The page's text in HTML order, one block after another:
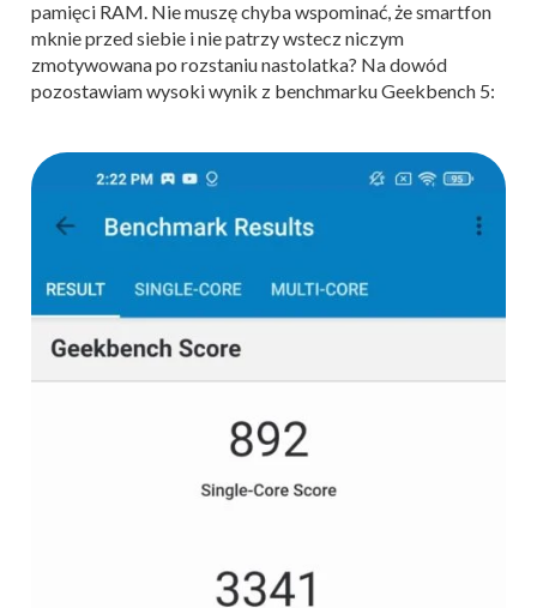
pamięci RAM. Nie muszę chyba wspominać, że smartfon
mknie przed siebie i nie patrzy wstecz niczym
zmotywowana po rozstaniu nastolatka? Na dowód
pozostawiam wysoki wynik z benchmarku Geekbench 5: